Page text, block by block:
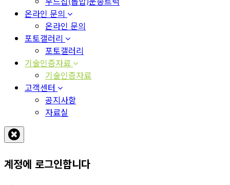
온라인 문의
온라인 문의
포토갤러리
포토갤러리
기술인증자료
기술인증자료
고객센터
공지사항
자료실
계정에 로그인합니다